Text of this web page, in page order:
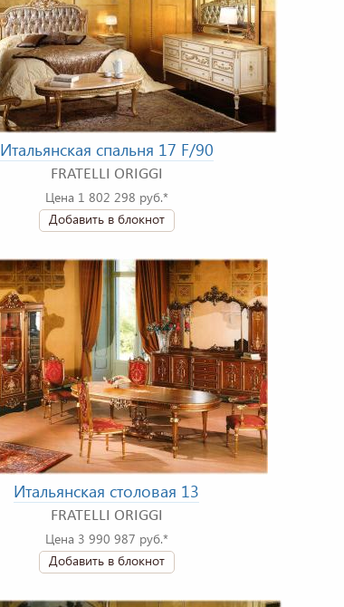
Итальянская спальня 17 F/90
FRATELLI ORIGGI
Цена 1 802 298 руб.*
Добавить в блокнот
Итальянская столовая 13
FRATELLI ORIGGI
Цена 3 990 987 руб.*
Добавить в блокнот